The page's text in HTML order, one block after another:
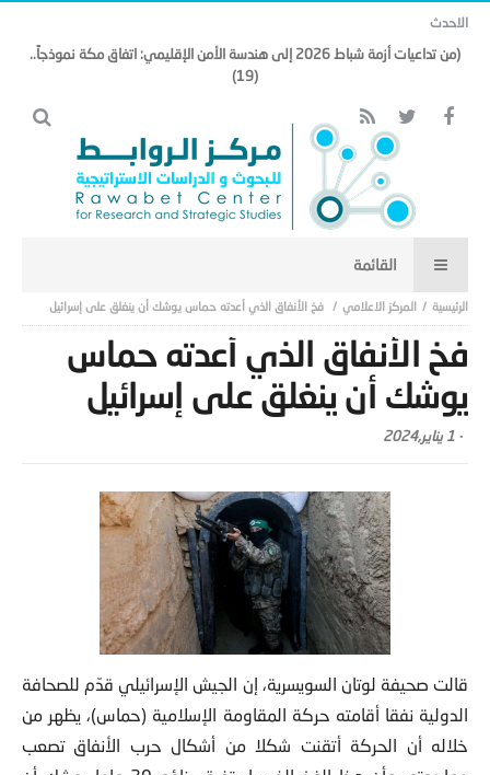
الاحدث
(من تداعيات أزمة شباط 2026 إلى هندسة الأمن الإقليمي: اتفاق مكة نموذجاً..
(19)
المركز الاعلامي فخ الأنفاق الذي أعدته حماس يوشك أن ينغلق على إسرائيل
فخ الأنفاق الذي أعدته حماس
يوشك أن ينغلق على إسرائيل
- 1 يناير,2024
قالت صحيفة لوتان السويسرية، إن الجيش الإسرائيلي قدّم للصحافة
الدولية نفقا أقامته حركة المقاومة الإسلامية (حماس)، يظهر من
خلاله أن الحركة أتقنت شكلا من أشكال حرب الأنفاق تصعب